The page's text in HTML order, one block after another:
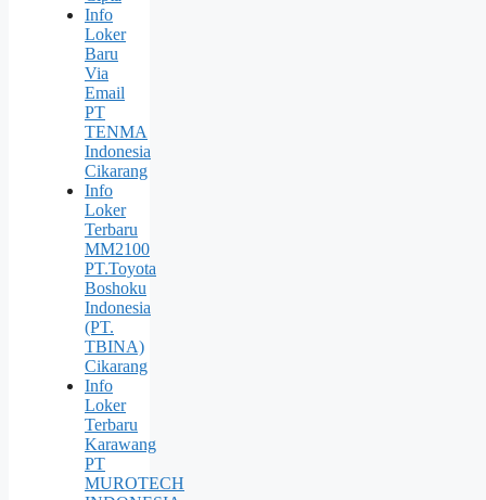
Info
Loker
Baru
Via
Email
PT
TENMA
Indonesia
Cikarang
Info
Loker
Terbaru
MM2100
PT.Toyota
Boshoku
Indonesia
(PT.
TBINA)
Cikarang
Info
Loker
Terbaru
Karawang
PT
MUROTECH